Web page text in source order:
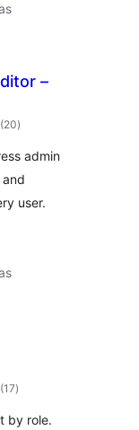
–
with
(20total
de
)
admin
user.
(17total
de
)
by role.